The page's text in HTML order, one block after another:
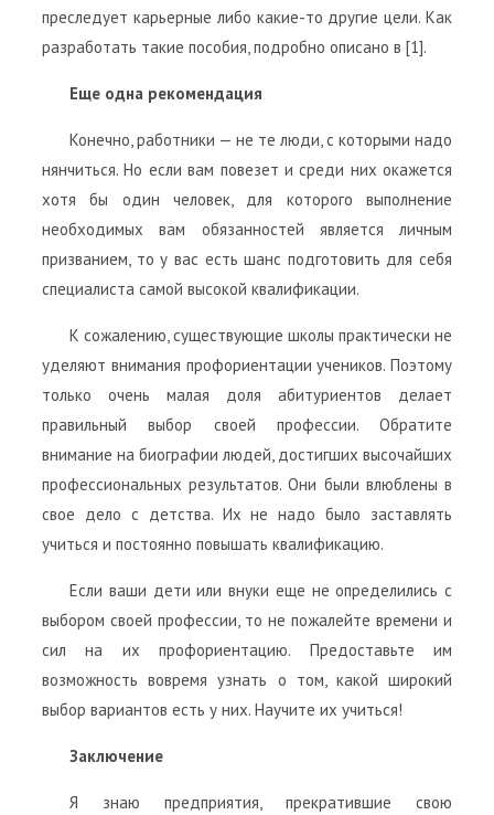
преследует карьерные либо какие-то другие цели. Как
разработать такие пособия, подробно описано в [1].
Еще одна рекомендация
Конечно, работники — не те люди, с которыми надо
нянчиться. Но если вам повезет и среди них окажется
хотя бы один человек, для которого выполнение
необходимых вам обязанностей является личным
призванием, то у вас есть шанс подготовить для себя
специалиста самой высокой квалификации.
К сожалению, существующие школы практически не
уделяют внимания профориентации учеников. Поэтому
только очень малая доля абитуриентов делает
правильный выбор своей профессии. Обратите
внимание на биографии людей, достигших высочайших
профессиональных результатов. Они были влюблены в
свое дело с детства. Их не надо было заставлять
учиться и постоянно повышать квалификацию.
Если ваши дети или внуки еще не определились с
выбором своей профессии, то не пожалейте времени и
сил на их профориентацию. Предоставьте им
возможность вовремя узнать о том, какой широкий
выбор вариантов есть у них. Научите их учиться!
Заключение
Я знаю предприятия, прекратившие свою